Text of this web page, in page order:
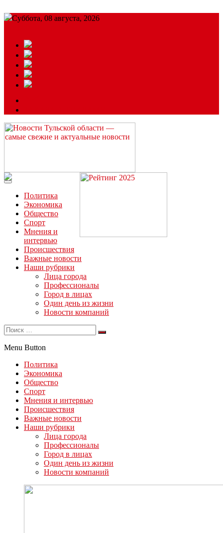
Суббота, 08 августа, 2026
Читайте последние новости дня в Тульской области на сайте
“ЗаНовомосковск”
Политика
Экономика
Общество
Спорт
Мнения и
интервью
Происшествия
Важные новости
Наши рубрики
Лица города
Профессионалы
Город в лицах
Один день из жизни
Новости компаний
Menu Button
Политика
Экономика
Общество
Спорт
Мнения и интервью
Происшествия
Важные новости
Наши рубрики
Лица города
Профессионалы
Город в лицах
Один день из жизни
Новости компаний